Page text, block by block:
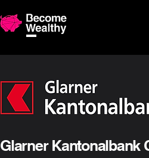
Glarner Kantonalbank